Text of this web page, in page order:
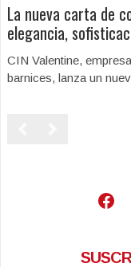
La nueva carta de
elegancia,
CIN Valentine,
barnices, lanza un